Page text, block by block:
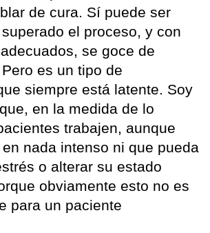
de cura. Sí puede ser
el proceso, y con
se goce de
es un tipo de
siempre está latente. Soy
en la medida de lo
trabajen, aunque
nada intenso ni que pueda
o alterar su estado
obviamente esto no es
para un paciente